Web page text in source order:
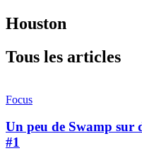
Houston
Tous les articles
Focus
Un peu de Swamp sur
#1